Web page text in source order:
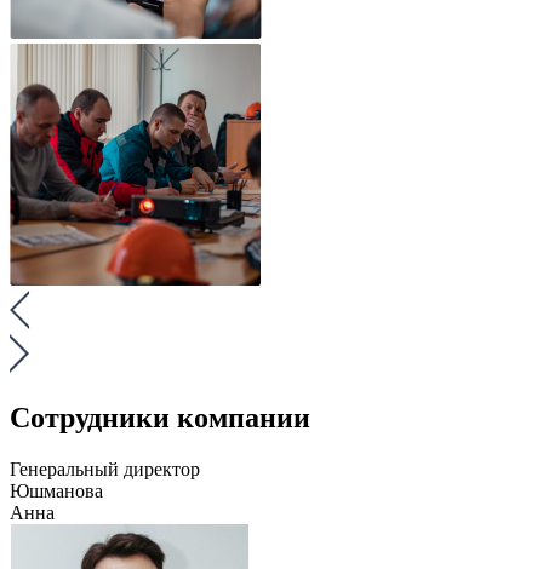
Сотрудники компании
Генеральный директор
Юшманова
Анна